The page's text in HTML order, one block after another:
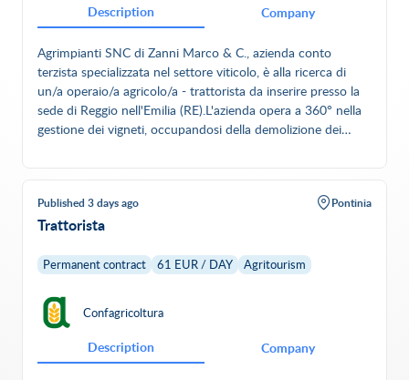
Description Company
Agrimpianti SNC di Zanni Marco & C., azienda conto
terzista specializzata nel settore viticolo, è alla ricerca di
un/a operaio/a agricolo/a - trattorista da inserire presso la
sede di Reggio nell'Emilia (RE).L'azienda opera a 360° nella
gestione dei vigneti, occupandosi della demolizione dei
di trattori e macchinari agricoli per le lavorazioni in
vigneto.Esecuzione di potatura meccanica e potatura
prodotti fitosanitari nel rispetto delle normative
agricoli.Trasporto dell'uva mediante trattore e carro.Utilizzo
di escavatore per la demolizione di vecchi vigneti e per la
posa di recinzioni.Eventuale supporto nelle attività di
spalatura neve, qualora necessario.Collaborazione con il
Published 3 days ago Pontinia
Trattorista
Permanent contract 61 EUR / DAY Agritourism
Confagricoltura
Description Company